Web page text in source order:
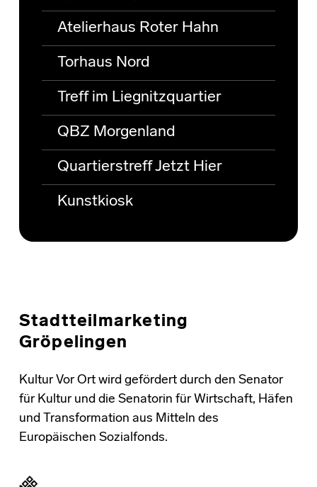
Atelierhaus Roter Hahn
Torhaus Nord
Treff im Liegnitzquartier
QBZ Morgenland
Quartierstreff Jetzt Hier
Kunstkiosk
Stadtteilmarketing
Gröpelingen
Kultur Vor Ort wird gefördert durch den Senator
für Kultur und die Senatorin für Wirtschaft, Häfen
und Transformation aus Mitteln des
Europäischen Sozialfonds.